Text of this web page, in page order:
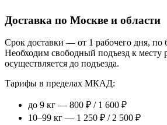
Доставка по Москве и области
Срок доставки — от 1 рабочего дня, по
Необходим свободный подъезд к месту
осуществляется до подъезда.
Тарифы в пределах МКАД:
до 9 кг — 800 ₽ / 1 600 ₽
10–99 кг — 1 250 ₽ / 2 500 ₽